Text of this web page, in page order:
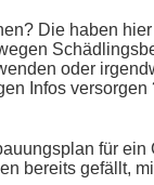
Die haben
oder
Infos versorgen
für ein
bereits gefällt,